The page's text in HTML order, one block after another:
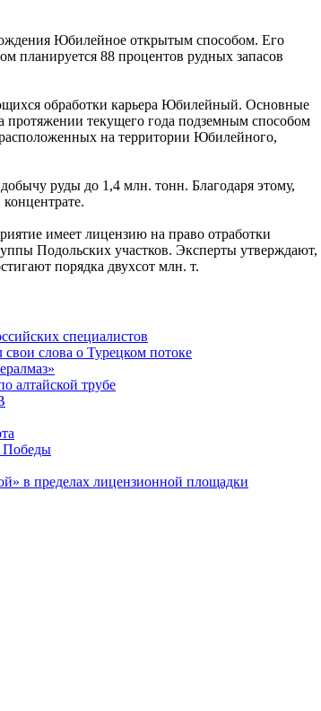
Юбилейное открытым способом. Его
планируется 88 процентов рудных запасов
обработки карьера Юбилейный. Основные
протяжении текущего года подземным способом
на территории Юбилейного,
руды до 1,4 млн. тонн. Благодаря этому,
имеет лицензию на право отработки
Подольских участков. Эксперты утверждают,
порядка двухсот млн. т.
специалистов
слова о Турецком потоке
алтайской трубе
Победы
в пределах лицензионной площадки